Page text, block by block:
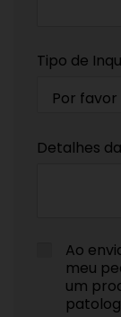
Tipo de
Detalhes
Ao
meu
um